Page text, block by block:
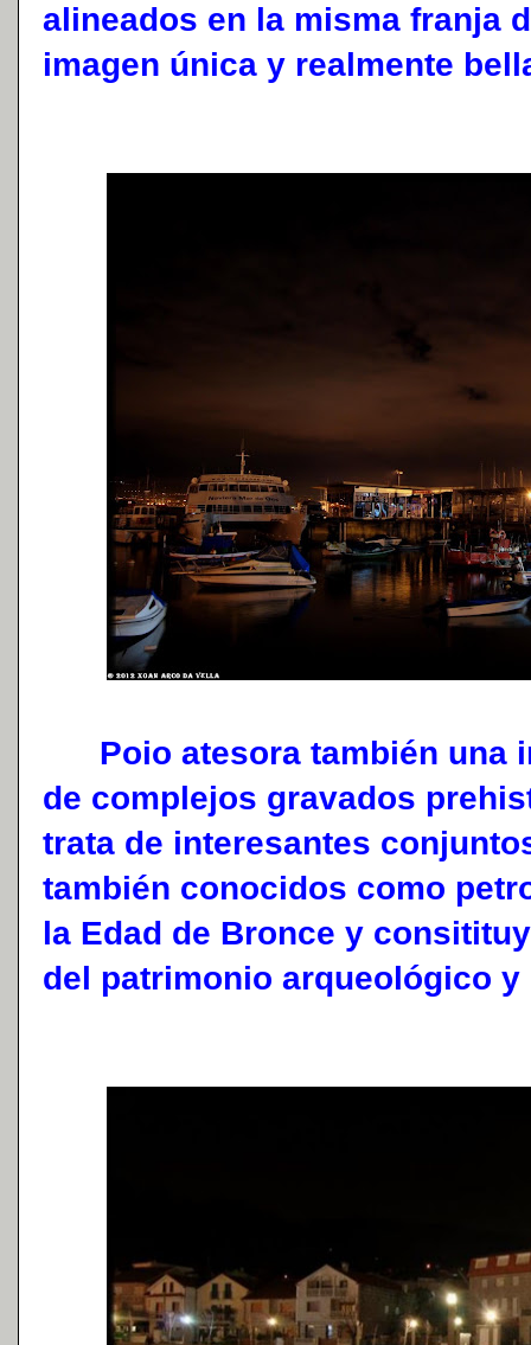
alineados en la misma franja
imagen única y realmente
Poio atesora también una
de complejos gravados
trata de interesantes
también conocidos como
la Edad de Bronce y
del patrimonio arqueológico